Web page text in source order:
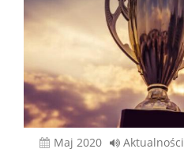
Maj 2020 Aktualności